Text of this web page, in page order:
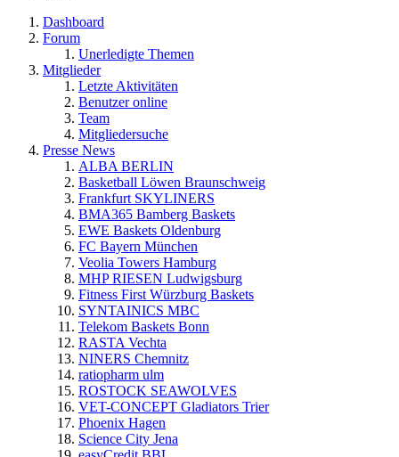
Dashboard
Forum
Unerledigte Themen
Mitglieder
Letzte Aktivitäten
Benutzer online
Team
Mitgliedersuche
Presse News
ALBA BERLIN
Basketball Löwen Braunschweig
Frankfurt SKYLINERS
BMA365 Bamberg Baskets
EWE Baskets Oldenburg
FC Bayern München
Veolia Towers Hamburg
MHP RIESEN Ludwigsburg
Fitness First Würzburg Baskets
SYNTAINICS MBC
Telekom Baskets Bonn
RASTA Vechta
NINERS Chemnitz
ratiopharm ulm
ROSTOCK SEAWOLVES
VET-CONCEPT Gladiators Trier
Phoenix Hagen
Science City Jena